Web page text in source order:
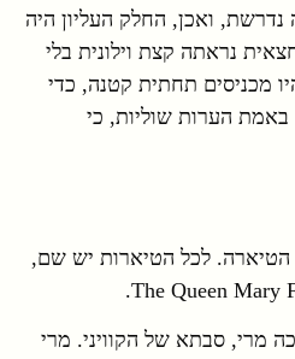
ואכן, החלק העליון היה
נראתה קצת וילונית בלי
מכניסים תחתית קטנה, כדי
הערות שוליות, כי
לכל הטיארות יש שם,
מרי, סבתא של הקוויני. מרי